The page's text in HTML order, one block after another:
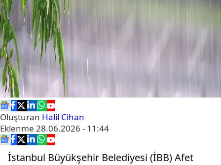
Oluşturan Halil Cihan
Eklenme 28.06.2026 - 11:44
İstanbul Büyükşehir Belediyesi (İBB) Afet